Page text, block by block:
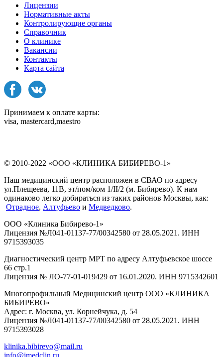
Лицензии
Нормативные акты
Контролирующие органы
Справочник
О клинике
Вакансии
Контакты
Карта сайта
Принимаем к оплате карты:
visa, mastercard,maestro
© 2010-2022 «ООО «КЛИНИКА БИБИРЕВО-1»
Наш медицинский центр расположен в СВАО по адресу
ул.Плещеева, 11В, эт/пом/ком 1/II/2 (м. Бибирево). К нам
одинаково легко добираться из таких районов Москвы, как:
Отрадное, Алтуфьево и Медведково.
ООО «Клиника Бибирево-1»
Лицензия №Л041-01137-77/00342580 от 28.05.2021. ИНН
9715393035
Диагностический центр МРТ по адресу Алтуфьевское шоссе
66 стр.1
Лицензия № ЛО-77-01-019429 от 16.01.2020. ИНН 9715342601
Многопрофильный Медицинский центр ООО «КЛИНИКА
БИБИРЕВО»
Адрес: г. Москва, ул. Корнейчука, д. 54
Лицензия №Л041-01137-77/00342580 от 28.05.2021. ИНН
9715393028
klinika.bibirevo@mail.ru
info@imedclin.ru